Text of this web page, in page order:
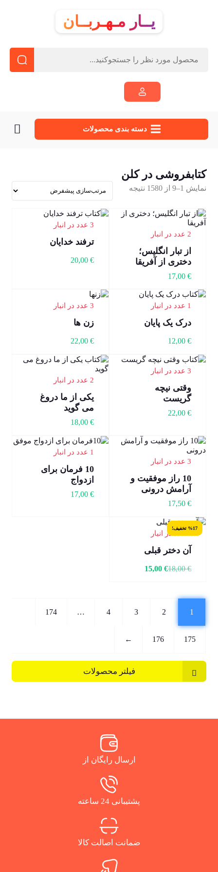
یــار مـهـربــان
دسته‌ بندی محصولات
کتابفروشی در کلن
نمایش 1–9 از 1580 نتیجه
2 عدد در انبار
از تبار انگلیس؛
دختری از آفریقا
17,00 €
3 عدد در انبار
ترفند خدایان
20,00€
1 عدد در انبار
درک یک پایان
12,00 €
3 عدد در انبار
زن ها
22,00€
3 عدد در انبار
وقتی نیچه
گریست
22,00 €
2 عدد در انبار
یکی از ما دروغ
می گوید
18,00€
3 عدد در انبار
10 راز موفقیت و
آرامش درونی
17,50 €
1 عدد در انبار
10 فرمان برای
ازدواج
17,00€
%17 تخفیف!
آن دختر قبلی
18,00€
15,00 €
1
2
3
4
…
174
175
176
←
فیلتر محصولات
ارسال رایگان از
پشتیبانی 24 ساعته
ضمانت اصالت کالا